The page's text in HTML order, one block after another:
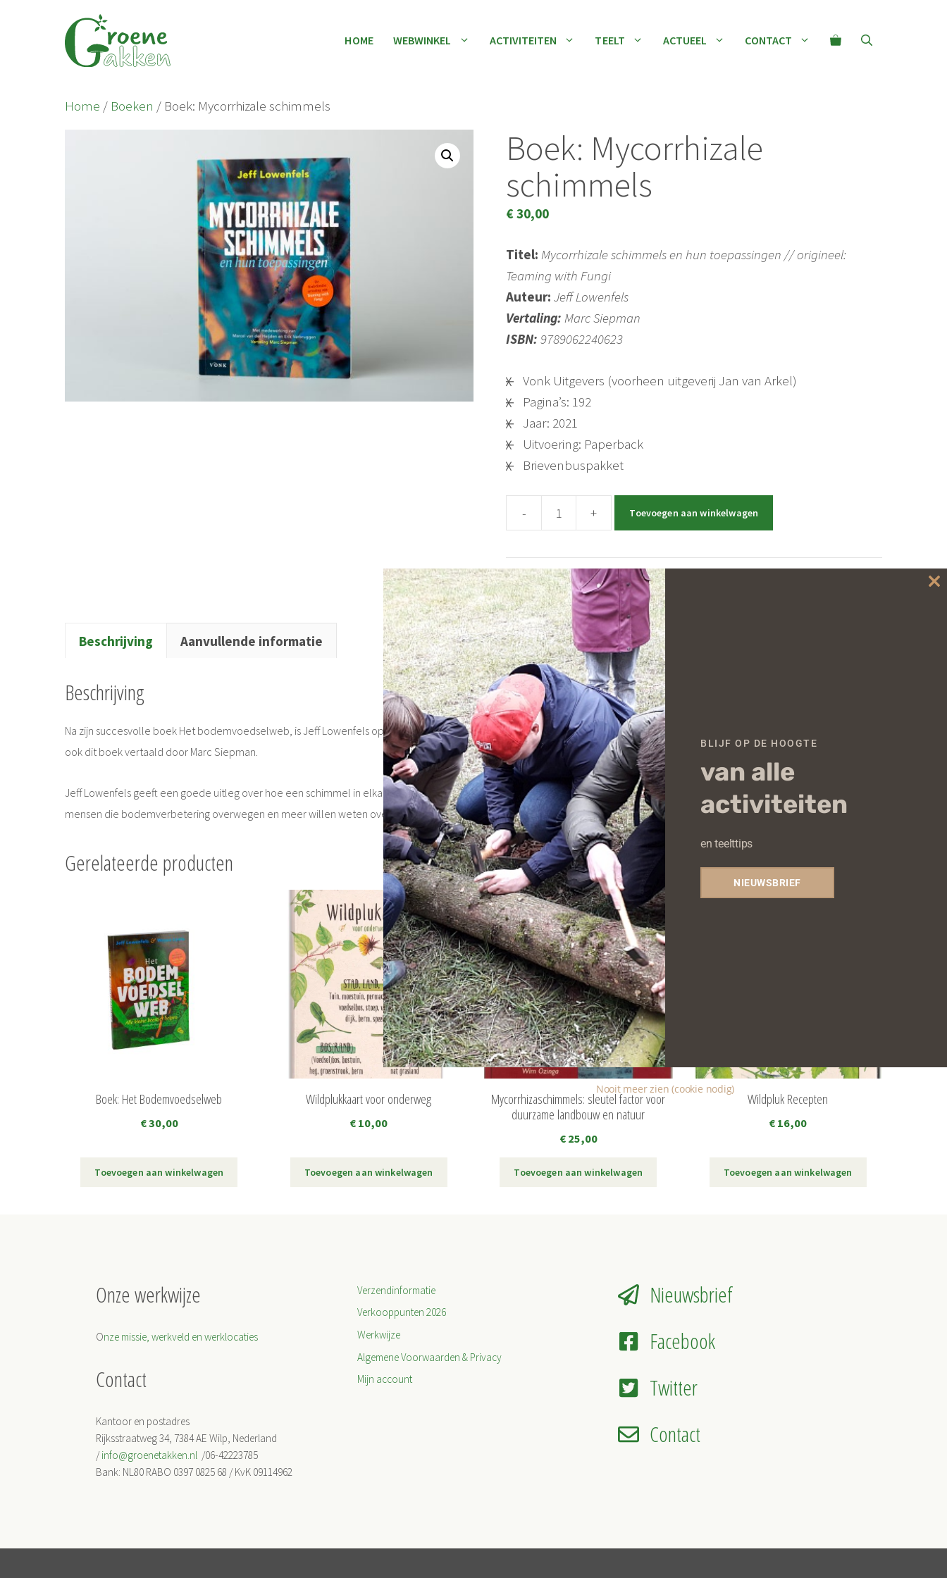
HOME WEBWINKEL ACTIVITEITEN TEELT ACTUEEL CONTACT
Home / Boeken / Boek: Mycorrhizale schimmels
Boek: Mycorrhizale
schimmels
€30,00
Titel: Mycorrhizale schimmels en hun toepassingen // origineel:
Teaming with Fungi
Auteur:Jeff Lowenfels
Vertaling: Marc Siepman
ISBN: 9789062240623
Vonk Uitgevers (voorheen uitgeverij Jan van Arkel)
Pagina’s: 192
Jaar: 2021
Uitvoering: Paperback
Brievenbuspakket
-
schimmels
aantal
+ Toevoegen aan winkelwagen
Categorie:Boeken
Beschrijving Aanvullende informatie
Beschrijving
Na zijn succesvolle boek Het bodemvoedselweb, is Jeff Lowenfels opnieuw in staat de detailrijke concepten duidelijk en boeiend uit leggen. Evenals het Bodemvoedselweb is
ook dit boek vertaald door Marc Siepman.
Jeff Lowenfels geeft een goede uitleg over hoe een schimmel in elkaar zit, maar het boek is vrij technisch voor mensen zonder een groene achtergrond. Ook heel handig voor
mensen die bodemverbetering overwegen en meer willen weten over het nut van werken met/samen met schimmels.
Gerelateerde producten
Boek: Het Bodemvoedselweb
€30,00
Toevoegen aan winkelwagen
Wildplukkaart voor onderweg
€ 10,00
Toevoegen aan winkelwagen
Mycorrhizaschimmels: sleutel factor voor
duurzame landbouw en natuur
€25,00
Toevoegen aan winkelwagen
Wildpluk Recepten
€ 16,00
Toevoegen aan winkelwagen
Onze werkwijze
Onze missie, werkveld en werklocaties
Contact
Kantoor en postadres
Rijksstraatweg 34, 7384 AE Wilp, Nederland
/info@groenetakken.nl /06-42223785
Bank: NL80 RABO 0397 0825 68 / KvK 09114962
Verzendinformatie
Verkooppunten 2026
Werkwijze
Algemene Voorwaarden & Privacy
Mijn account
Nieuwsbrief
Facebook
Twitter
Contact
BLIJF OP DE HOOGTE
van alle
activiteiten
en teelttips
NIEUWSBRIEF
Nooit meer zien (cookie nodig)